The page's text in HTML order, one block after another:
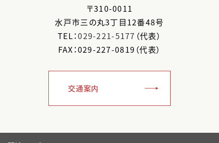
〒310-0011
水戸市三の丸3丁目12番48号
TEL：029-221-5177 （代表）
FAX：029-227-0819（代表）
交通案内